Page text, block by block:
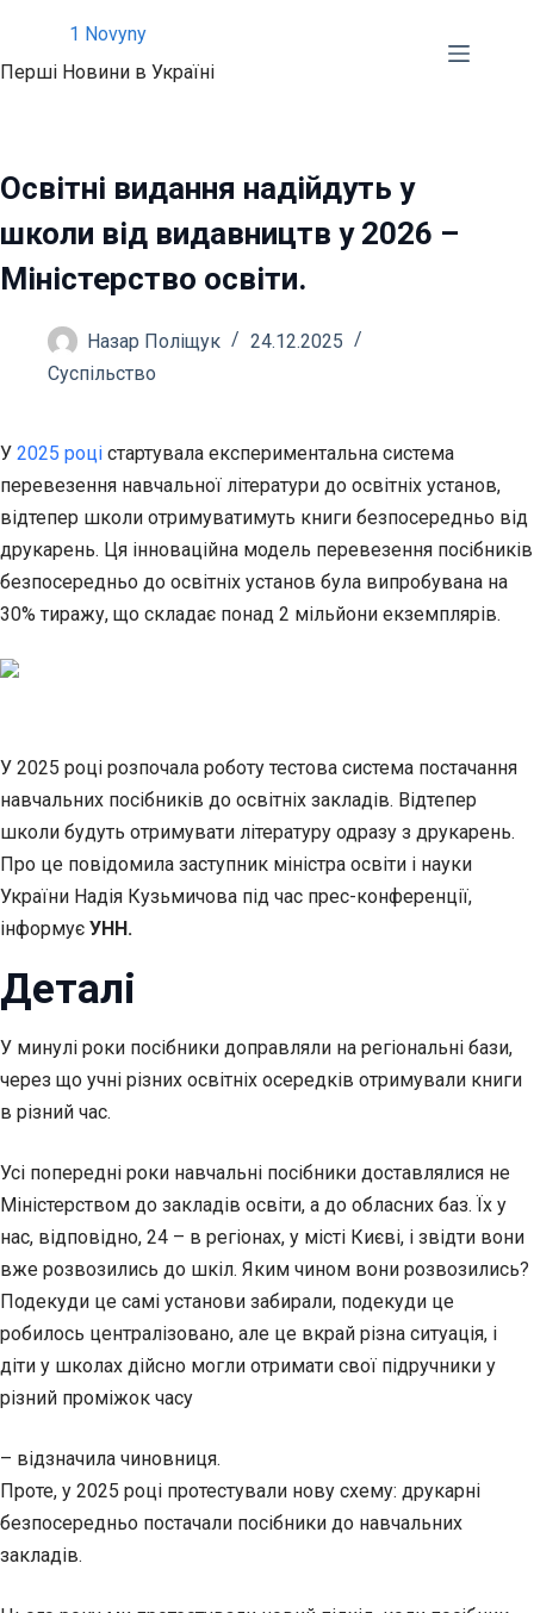
вмісту
1 Novyny
Перші Новини в Україні
Освітні видання надійдуть у
школи від видавництв у 2026 –
Міністерство освіти.
Назар Поліщук
24.12.2025
Суспільство
У 2025 році стартувала експериментальна система
перевезення навчальної літератури до освітніх установ,
відтепер школи отримуватимуть книги безпосередньо від
друкарень. Ця інноваційна модель перевезення посібників
безпосередньо до освітніх установ була випробувана на
30% тиражу, що складає понад 2 мільйони екземплярів.
У 2025 році розпочала роботу тестова система постачання
навчальних посібників до освітніх закладів. Відтепер
школи будуть отримувати літературу одразу з друкарень.
Про це повідомила заступник міністра освіти і науки
України Надія Кузьмичова під час прес-конференції,
інформує УНН.
Деталі
У минулі роки посібники доправляли на регіональні бази,
через що учні різних освітніх осередків отримували книги
в різний час.
Усі попередні роки навчальні посібники доставлялися не
Міністерством до закладів освіти, а до обласних баз. Їх у
нас, відповідно, 24 – в регіонах, у місті Києві, і звідти вони
вже розвозились до шкіл. Яким чином вони розвозились?
Подекуди це самі установи забирали, подекуди це
робилось централізовано, але це вкрай різна ситуація, і
діти у школах дійсно могли отримати свої підручники у
різний проміжок часу
– відзначила чиновниця.
Проте, у 2025 році протестували нову схему: друкарні
безпосередньо постачали посібники до навчальних
закладів.